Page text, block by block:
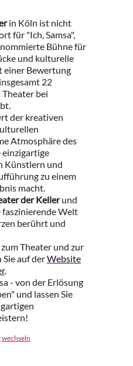
in Köln ist nicht
für "Ich, Samsa",
Bühne für
und kulturelle
einer Bewertung
22
bei
der kreativen
Atmosphäre des
einzigartige
Künstlern und
zu einem
macht.
der Kellerund
faszinierende Welt
berührt und
Theater und zur
auf derWebsite
.
- von der Erlösung
und lassen Sie